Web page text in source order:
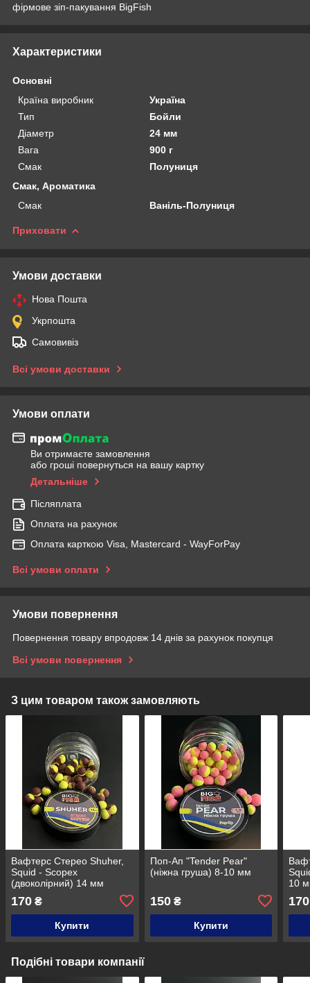
фірмове зіп-пакування BigFish
Характеристики
Основні
Країна виробник
Україна
Тип
Бойли
Діаметр
24 мм
Вага
900 г
Смак
Полуниця
Смак, Ароматика
Смак
Ваніль-Полуниця
Приховати
Умови доставки
Нова Пошта
Укрпошта
Самовивіз
Всі умови доставки
Умови оплати
Ви отримаєте замовлення
або гроші повернуться на вашу картку
Детальніше
Післяплата
Оплата на рахунок
Оплата карткою Visa, Mastercard - WayForPay
Всі умови оплати
Умови повернення
Повернення товару впродовж 14 днів за рахунок покупця
Всі умови повернення
З цим товаром також замовляють
Вафтерс Стерео Shuher,
Squid - Scopex
(двоколірний) 14 мм
170 ₴
Купити
Поп-Ап "Tender Pear"
(ніжна груша) 8-10 мм
150₴
Купити
10
170
Подібні товари компанії